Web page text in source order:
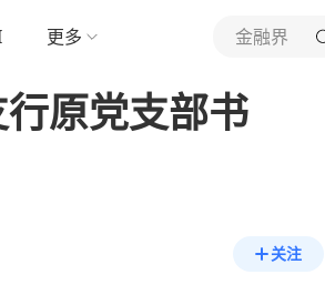
更多 金融界
原党支部书
关注